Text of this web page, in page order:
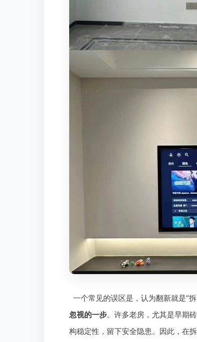
一个常见的误区是，认为翻新就是“
忽视的一步。许多老房，尤其是早期
构稳定性，留下安全隐患。因此，在